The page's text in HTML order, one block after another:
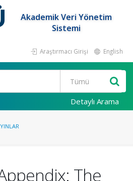
Akademik Veri Yönetim
Sistemi
Araştırmacı Girişi English
Detaylı Arama
The